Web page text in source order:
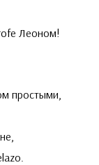
Леоном!
простыми,